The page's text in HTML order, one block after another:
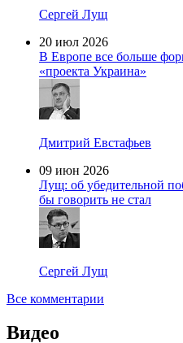
Сергей Лущ
20 июл 2026
В Европе все больше
«проекта Украина»
Дмитрий Евстафьев
09 июн 2026
Лущ: об убедительной
бы говорить не стал
Сергей Лущ
Все комментарии
Видео